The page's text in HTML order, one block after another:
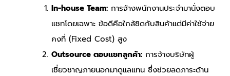
In-house Team: การจ้างพนักงานประจำมานั่งตอบ
แชทโดยเฉพาะ ข้อดีคือใกล้ชิดกับสินค้าแต่มีค่าใช้จ่าย
คงที่ (Fixed Cost) สูง
Outsource ตอบแชทลูกค้า: การจ้างบริษัทผู้
เชี่ยวชาญภายนอกมาดูแลแทน ซึ่งช่วยลดภาระด้าน